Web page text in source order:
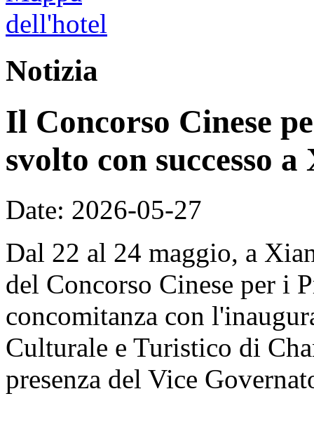
Notizia
Il Concorso Cinese
svolto con successo
Date: 2026-05-27
Dal 22 al 24 maggio, a
del Concorso Cinese per
concomitanza con
Culturale e Turistico di
presenza del Vice